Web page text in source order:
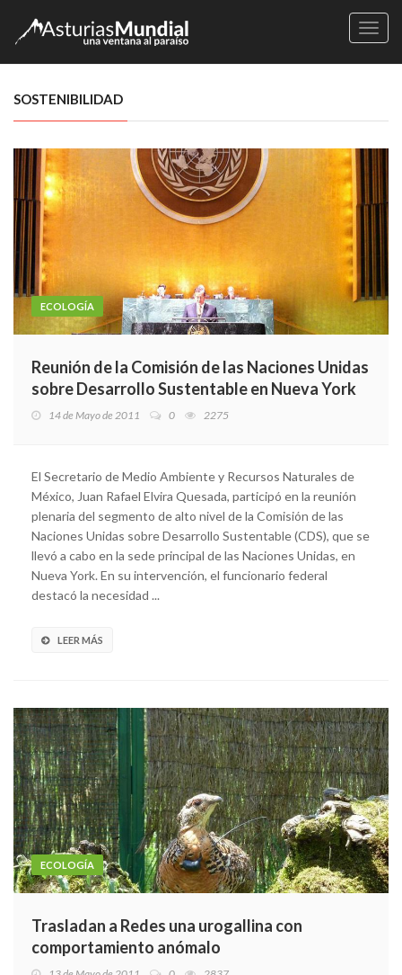
SOSTENIBILIDAD
ECOLOGÍA
Reunión de la Comisión de las Naciones Unidas
sobre Desarrollo Sustentable en Nueva York
14 de Mayo de 2011 0 2275
El Secretario de Medio Ambiente y Recursos Naturales de
México, Juan Rafael Elvira Quesada, participó en la reunión
plenaria del segmento de alto nivel de la Comisión de las
Naciones Unidas sobre Desarrollo Sustentable (CDS), que se
llevó a cabo en la sede principal de las Naciones Unidas, en
Nueva York. En su intervención, el funcionario federal
destacó la necesidad ...
LEER MÁS
ECOLOGÍA
Trasladan a Redes una urogallina con
comportamiento anómalo